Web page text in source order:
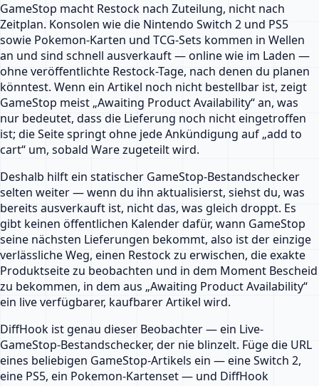
GameStop macht Restock nach Zuteilung, nicht nach
Zeitplan. Konsolen wie die Nintendo Switch 2 und PS5
sowie Pokemon-Karten und TCG-Sets kommen in Wellen
an und sind schnell ausverkauft — online wie im Laden —
ohne veröffentlichte Restock-Tage, nach denen du planen
könntest. Wenn ein Artikel noch nicht bestellbar ist, zeigt
GameStop meist „Awaiting Product Availability“ an, was
nur bedeutet, dass die Lieferung noch nicht eingetroffen
ist; die Seite springt ohne jede Ankündigung auf „add to
cart“ um, sobald Ware zugeteilt wird.
Deshalb hilft ein statischer GameStop-Bestandschecker
selten weiter — wenn du ihn aktualisierst, siehst du, was
bereits ausverkauft ist, nicht das, was gleich droppt. Es
gibt keinen öffentlichen Kalender dafür, wann GameStop
seine nächsten Lieferungen bekommt, also ist der einzige
verlässliche Weg, einen Restock zu erwischen, die exakte
Produktseite zu beobachten und in dem Moment Bescheid
zu bekommen, in dem aus „Awaiting Product Availability“
ein live verfügbarer, kaufbarer Artikel wird.
DiffHook ist genau dieser Beobachter — ein Live-
GameStop-Bestandschecker, der nie blinzelt. Füge die URL
eines beliebigen GameStop-Artikels ein — eine Switch 2,
eine PS5, ein Pokemon-Kartenset — und DiffHook